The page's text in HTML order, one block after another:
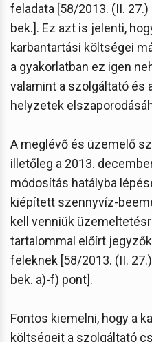
feladata [58/2013. (II.
bek.]. Ez azt is jelenti,
karbantartási költségei
a gyakorlatban ez igen
valamint a szolgáltató és
helyzetek
A meglévő és üzemelő
illetőleg a 2013.
módosítás hatályba
kiépített szennyvíz-
kell venniük
tartalommal előírt
feleknek [58/2013. (II.
bek. a)-f) pont].
Fontos kiemelni, hogy a
költségeit a szolgáltató